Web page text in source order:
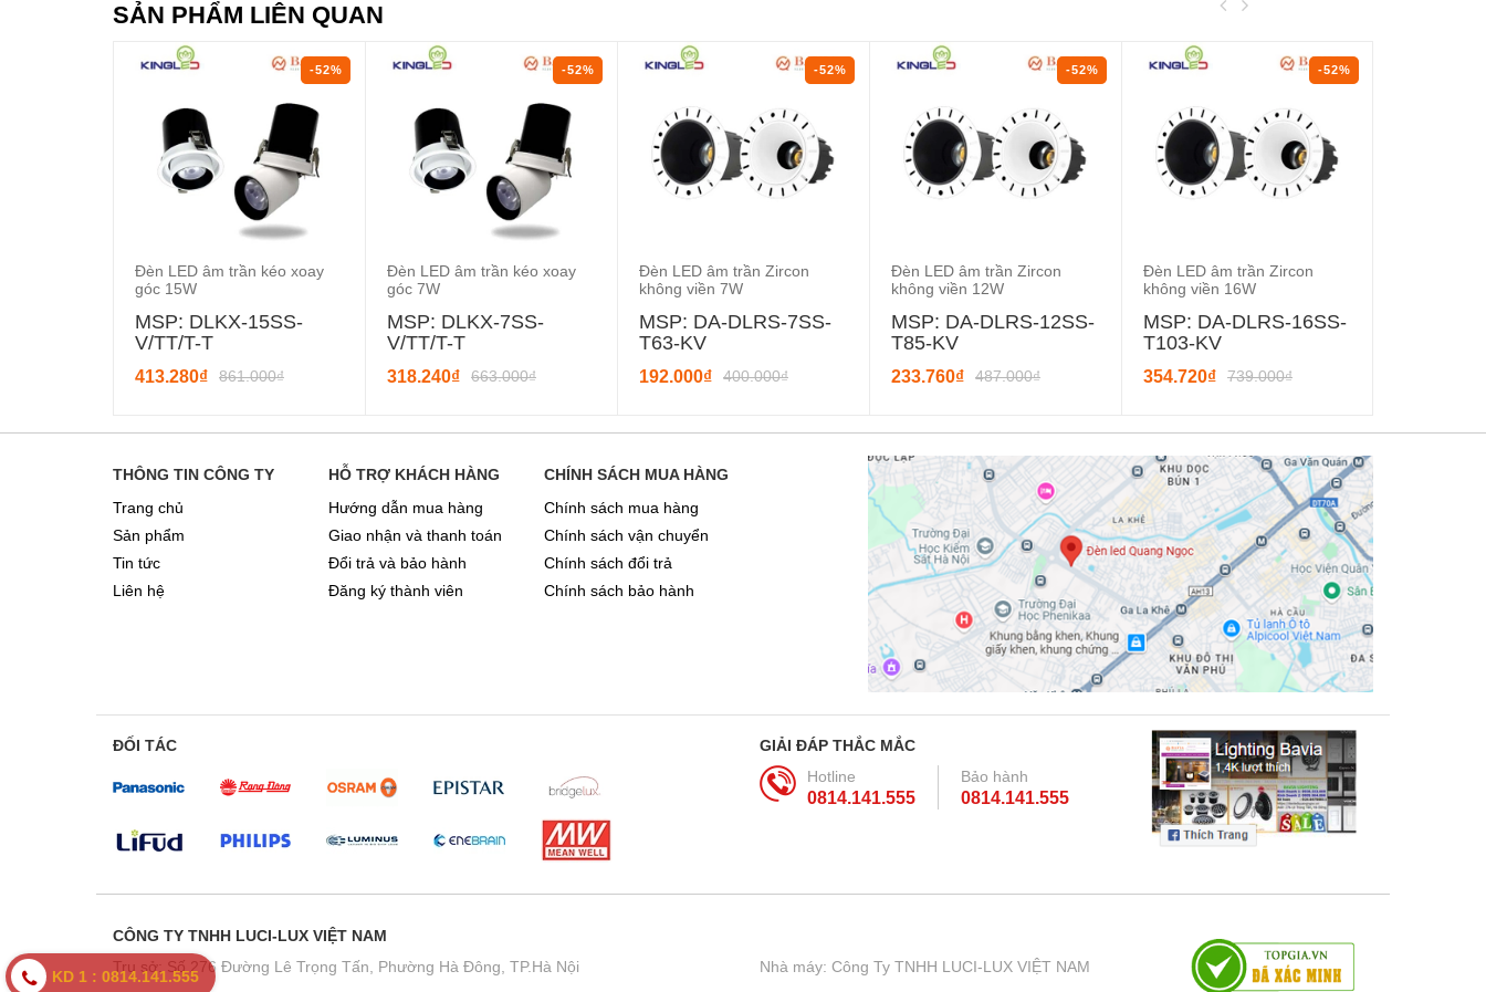
SẢN PHẨM LIÊN QUAN
-52%
Đèn LED âm trần kéo xoay
góc 15W
MSP: DLKX-15SS-
V/TT/T-T
413.280₫ 861.000₫
-52%
Đèn LED âm trần kéo xoay
góc 7W
MSP: DLKX-7SS-
V/TT/T-T
318.240₫ 663.000₫
-52%
Đèn LED âm trần Zircon
không viền 7W
MSP: DA-DLRS-7SS-
T63-KV
192.000₫ 400.000₫
-52%
Đèn LED âm trần Zircon
không viền 12W
MSP: DA-DLRS-12SS-
T85-KV
233.760₫ 487.000₫
-52%
Đèn LED âm trần Zircon
không viền 16W
MSP: DA-DLRS-16SS-
T103-KV
354.720₫ 739.000₫
THÔNG TIN CÔNG TY
Trang chủ
Sản phẩm
Tin tức
Liên hệ
HỖ TRỢ KHÁCH HÀNG
Hướng dẫn mua hàng
Giao nhận và thanh toán
Đổi trả và bảo hành
Đăng ký thành viên
CHÍNH SÁCH MUA HÀNG
Chính sách mua hàng
Chính sách vận chuyển
Chính sách đổi trả
Chính sách bảo hành
ĐỐI TÁC
GIẢI ĐÁP THẮC MẮC
Hotline
0814.141.555
Bảo hành
0814.141.555
CÔNG TY TNHH LUCI-LUX VIỆT NAM
Trụ sở: Số 276 Đường Lê Trọng Tấn, Phường Hà Đông, TP.Hà Nội
Nhà máy: Công Ty TNHH LUCI-LUX VIỆT NAM
KD 1 : 0814.141.555